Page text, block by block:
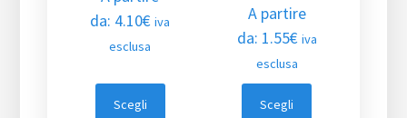
da: 4.10€ iva
esclusa
Scegli
A partire
da: 1.55€ iva
esclusa
Scegli